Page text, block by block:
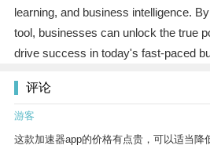
learning, and business intelligence.
tool, businesses can unlock the true
drive success in today's fast-paced
评论
游客
这款加速器app的价格有点贵，可以适当降